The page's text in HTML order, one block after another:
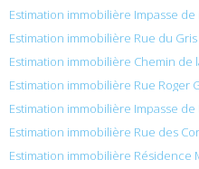
Estimation immobilière Impasse
Estimation immobilière Rue du
Estimation immobilière Chemin
Estimation immobilière Rue Roger
Estimation immobilière Impasse
Estimation immobilière Rue des
Estimation immobilière Résidence